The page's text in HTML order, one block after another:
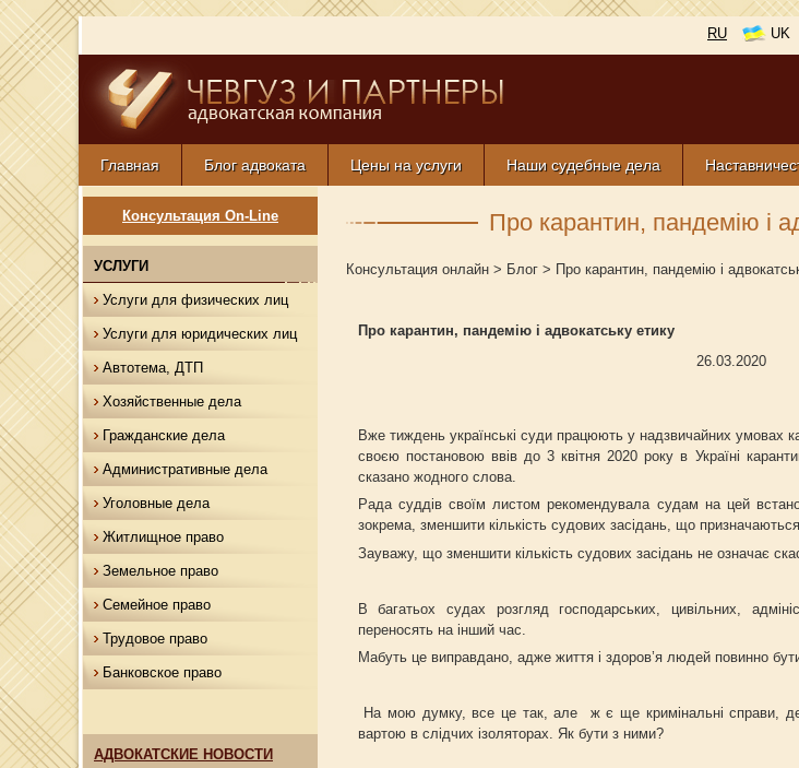
RU UK
Главная Блог адвоката Цены на услуги Наши судебные дела
Консультация On-Line
УСЛУГИ
Услуги для физических лиц
Услуги для юридических лиц
Автотема, ДТП
Хозяйственные дела
Гражданские дела
Административные дела
Уголовные дела
Житлищное право
Земельное право
Семейное право
Трудовое право
Банковское право
АДВОКАТСКИЕ НОВОСТИ
Про карантин, пандемію і
Консультация онлайн > Блог > Про карантин, пандемію і
Про карантин, пандемію і адвокатську етику
26.03.2020
Вже тиждень українські суди працюють у надзвичайних умовах
своєю постановою ввів до 3 квітня 2020 року в Україні
сказано жодного слова.
Рада суддів своїм листом рекомендувала судам на цей
зокрема, зменшити кількість судових засідань, що
Зауважу, що зменшити кількість судових засідань не означає
В багатьох судах розгляд господарських, цивільних,
переносять на інший час.
Мабуть це виправдано, адже життя і здоров’я людей повинно
На мою думку, все це так, але ж є ще кримінальні справи, де
вартою в слідчих ізоляторах. Як бути з ними?